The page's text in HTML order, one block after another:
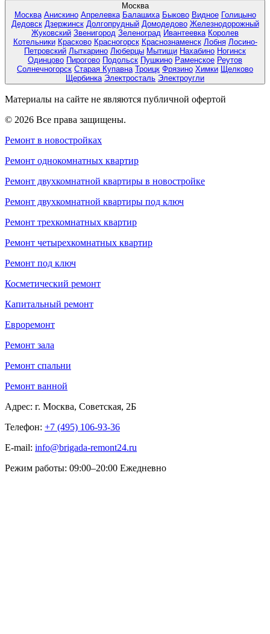
Москва
Москва Анискино Апрелевка Балашиха Быково Видное Голицыно
Дедовск Дзержинск Долгопрудный Домодедово Железнодорожный
Жуковский Звенигород Зеленоград Ивантеевка Королев
Котельники Красково Красногорск Краснознаменск Лобня Лосино-
Петровский Лыткарино Люберцы Мытищи Нахабино Ногинск
Одинцово Пирогово Подольск Пушкино Раменское Реутов
Солнечногорск Старая Купавна Троицк Фрязино Химки Щелково
Щербинка Электросталь Электроугли
Материалы на сайте не являются публичной офертой
© 2026 Все права защищены.
Ремонт в новостройках
Ремонт однокомнатных квартир
Ремонт двухкомнатной квартиры в новостройке
Ремонт двухкомнатной квартиры под ключ
Ремонт трехкомнатных квартир
Ремонт четырехкомнатных квартир
Ремонт под ключ
Косметический ремонт
Капитальный ремонт
Евроремонт
Ремонт зала
Ремонт спальни
Ремонт ванной
Адрес: г. Москва, Советская, 2Б
Телефон: +7 (495) 106-93-36
E-mail: info@brigada-remont24.ru
Режим работы: 09:00–20:00 Ежедневно